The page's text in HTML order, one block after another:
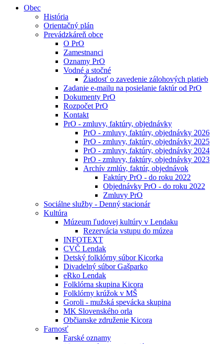
Obec
História
Orientačný plán
Prevádzkáreň obce
O PrO
Zamestnanci
Oznamy PrO
Vodné a stočné
Žiadosť o zavedenie zálohových platieb
Zadanie e-mailu na posielanie faktúr od PrO
Dokumenty PrO
Rozpočet PrO
Kontakt
PrO - zmluvy, faktúry, objednávky
PrO - zmluvy, faktúry, objednávky 2026
PrO - zmluvy, faktúry, objednávky 2025
PrO - zmluvy, faktúry, objednávky 2024
PrO - zmluvy, faktúry, objednávky 2023
Archív zmlúv, faktúr, objednávok
Faktúry PrO - do roku 2022
Objednávky PrO - do roku 2022
Zmluvy PrO
Sociálne služby - Denný stacionár
Kultúra
Múzeum ľudovej kultúry v Lendaku
Rezervácia vstupu do múzea
INFOTEXT
CVČ Lendak
Detský folklórny súbor Kicorka
Divadelný súbor Gašparko
eRko Lendak
Folklórna skupina Kicora
Folklórny krúžok v MŠ
Goroli - mužská spevácka skupina
MK Slovenského orla
Občianske združenie Kicora
Farnosť
Farské oznamy